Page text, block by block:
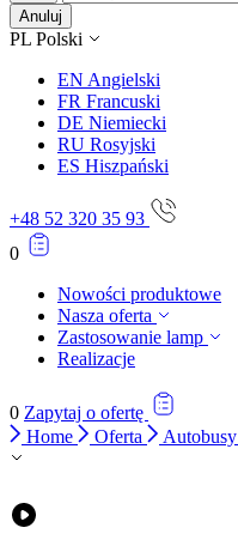
Anuluj
PL Polski
EN Angielski
FR Francuski
DE Niemiecki
RU Rosyjski
ES Hiszpański
+48 52 320 35 93
0
Nowości produktowe
Nasza oferta
Zastosowanie lamp
Realizacje
0 Zapytaj o ofertę
Home
Oferta Autobusy